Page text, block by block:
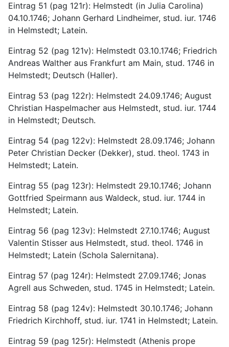
Eintrag 51 (pag 121r): Helmstedt (in Julia Carolina)
04.10.1746; Johann Gerhard Lindheimer, stud. iur. 1746
in Helmstedt; Latein.
Eintrag 52 (pag 121v): Helmstedt 03.10.1746; Friedrich
Andreas Walther aus Frankfurt am Main, stud. 1746 in
Helmstedt; Deutsch (Haller).
Eintrag 53 (pag 122r): Helmstedt 24.09.1746; August
Christian Haspelmacher aus Helmstedt, stud. iur. 1744
in Helmstedt; Deutsch.
Eintrag 54 (pag 122v): Helmstedt 28.09.1746; Johann
Peter Christian Decker (Dekker), stud. theol. 1743 in
Helmstedt; Latein.
Eintrag 55 (pag 123r): Helmstedt 29.10.1746; Johann
Gottfried Speirmann aus Waldeck, stud. iur. 1744 in
Helmstedt; Latein.
Eintrag 56 (pag 123v): Helmstedt 27.10.1746; August
Valentin Stisser aus Helmstedt, stud. theol. 1746 in
Helmstedt; Latein (Schola Salernitana).
Eintrag 57 (pag 124r): Helmstedt 27.09.1746; Jonas
Agrell aus Schweden, stud. 1745 in Helmstedt; Latein.
Eintrag 58 (pag 124v): Helmstedt 30.10.1746; Johann
Friedrich Kirchhoff, stud. iur. 1741 in Helmstedt; Latein.
Eintrag 59 (pag 125r): Helmstedt (Athenis prope